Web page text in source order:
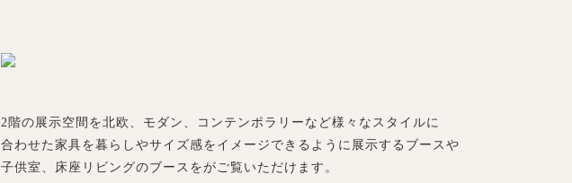
2階の展示空間を北欧、モダン、コンテンポラリーなど様々なスタイルに
合わせた家具を暮らしやサイズ感をイメージできるように展示するブースや
子供室、床座リビングのブースをがご覧いただけます。